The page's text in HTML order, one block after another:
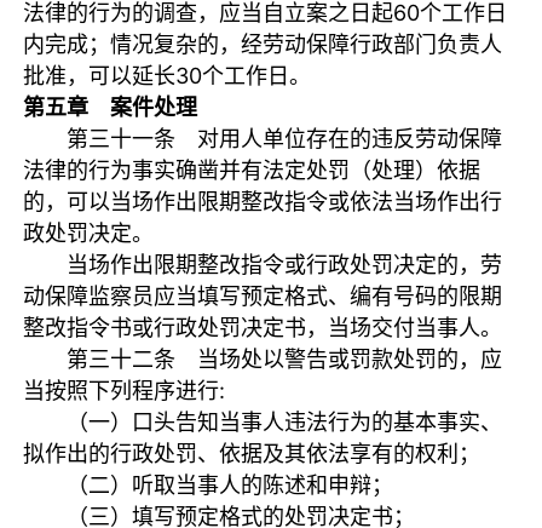
法律的行为的调查，应当自立案之日起60个工作日
内完成；情况复杂的，经劳动保障行政部门负责人
批准，可以延长30个工作日。
第五章 案件处理
第三十一条 对用人单位存在的违反劳动保障
法律的行为事实确凿并有法定处罚（处理）依据
的，可以当场作出限期整改指令或依法当场作出行
政处罚决定。
当场作出限期整改指令或行政处罚决定的，劳
动保障监察员应当填写预定格式、编有号码的限期
整改指令书或行政处罚决定书，当场交付当事人。
第三十二条 当场处以警告或罚款处罚的，应
当按照下列程序进行:
（一）口头告知当事人违法行为的基本事实、
拟作出的行政处罚、依据及其依法享有的权利；
（二）听取当事人的陈述和申辩；
（三）填写预定格式的处罚决定书；